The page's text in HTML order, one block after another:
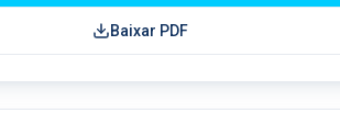
Baixar PDF